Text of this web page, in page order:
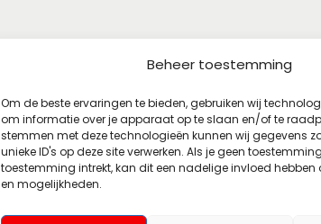
Beheer toestemming
Om de beste ervaringen te bieden, gebruiken wij
om informatie over je apparaat op te slaan en/of te
stemmen met deze technologieën kunnen wij gegevens
unieke ID's op deze site verwerken. Als je geen
toestemming intrekt, kan dit een nadelige invloed
en mogelijkheden.